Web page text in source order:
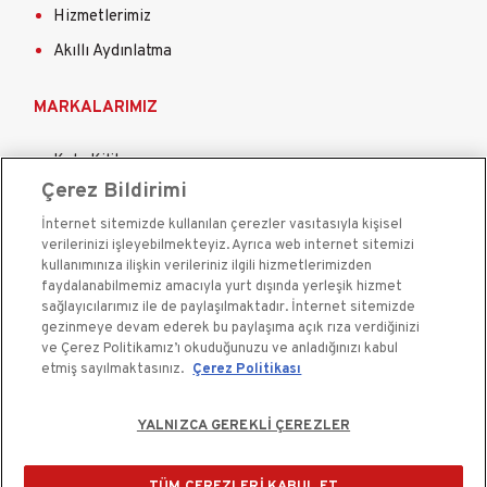
•USB Arayüzü:   Arka panel: 2 × USB 2.0
•Çalışma Sıcaklığı: -10 ºC to +55 ºC (14 ºF to 131
•Çalışma Nemi:  % 10 ila % 90
•Boyutları (GxDxY) :260 × 222 × 45 mm (10.2 ×
8.7 × 1.8 inç)
•Ağırlık (HDD olmaksızın): ≤ 1 kg (2.2 pound)
Hizmetlerimiz
Akıllı Aydınlatma
MARKALARIMIZ
Kale Kilit
Kale Çelik Kapı
Kale Çelik Kasa
Kale Kapı Pencere Sistemleri
Kale Sigorta
Çerez Bildirimi
İnternet sitemizde kullanılan çerezler vasıtasıyla kişisel
verilerinizi işleyebilmekteyiz. Ayrıca web internet sitemizi
kullanımınıza ilişkin verileriniz ilgili hizmetlerimizden
faydalanabilmemiz amacıyla yurt dışında yerleşik hizmet
sağlayıcılarımız ile de paylaşılmaktadır. İnternet sitemizde
gezinmeye devam ederek bu paylaşıma açık rıza verdiğinizi
ve Çerez Politikamız’ı okuduğunuzu ve anladığınızı kabul
etmiş sayılmaktasınız. Çerez Politikası
YALNIZCA GEREKLİ ÇEREZLER